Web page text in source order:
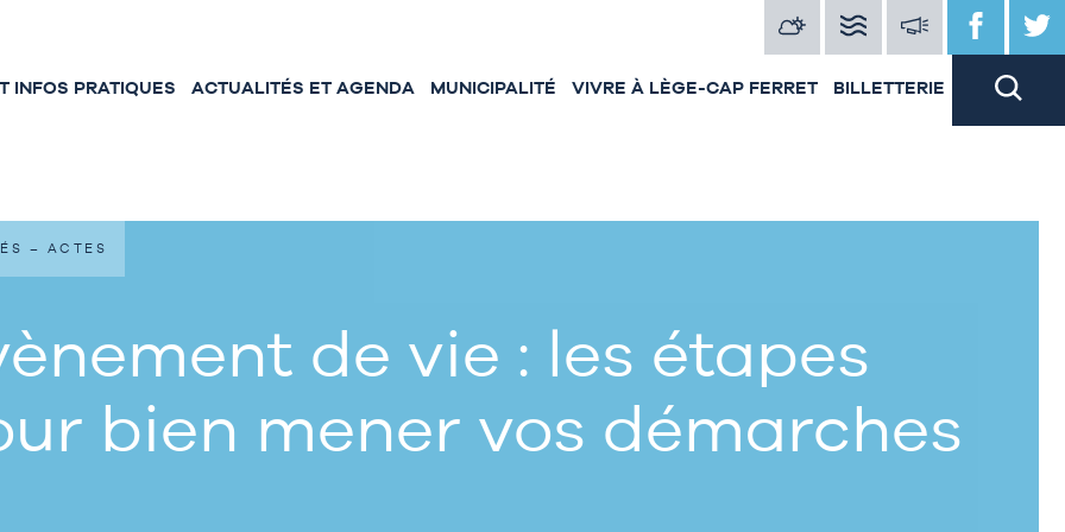
INFOS PRATIQUES ACTUALITÉS ET AGENDA MUNICIPALITÉ VIVRE À LÈGE-CAP FERRET BILLETTERIE
de vie : les étapes
bien mener vos démarches
– ACTES